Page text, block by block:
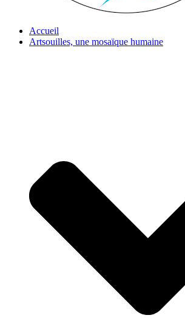
Accueil
Artsouilles, une mosaïque humaine